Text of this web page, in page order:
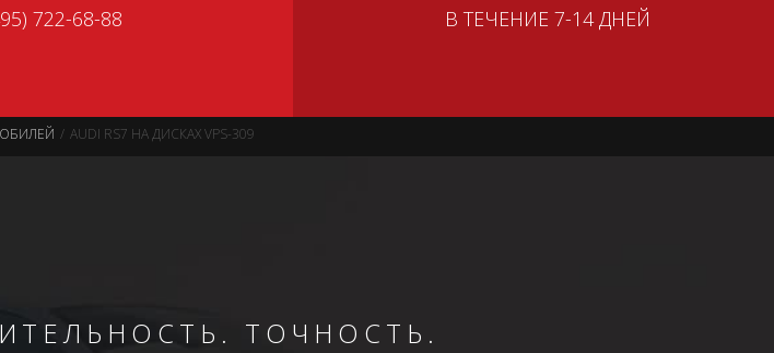
722-68-88
В ТЕЧЕНИЕ 7-14 ДНЕЙ
AUDI RS7 НА ДИСКАХ VPS-309
ТОЧНОСТЬ.